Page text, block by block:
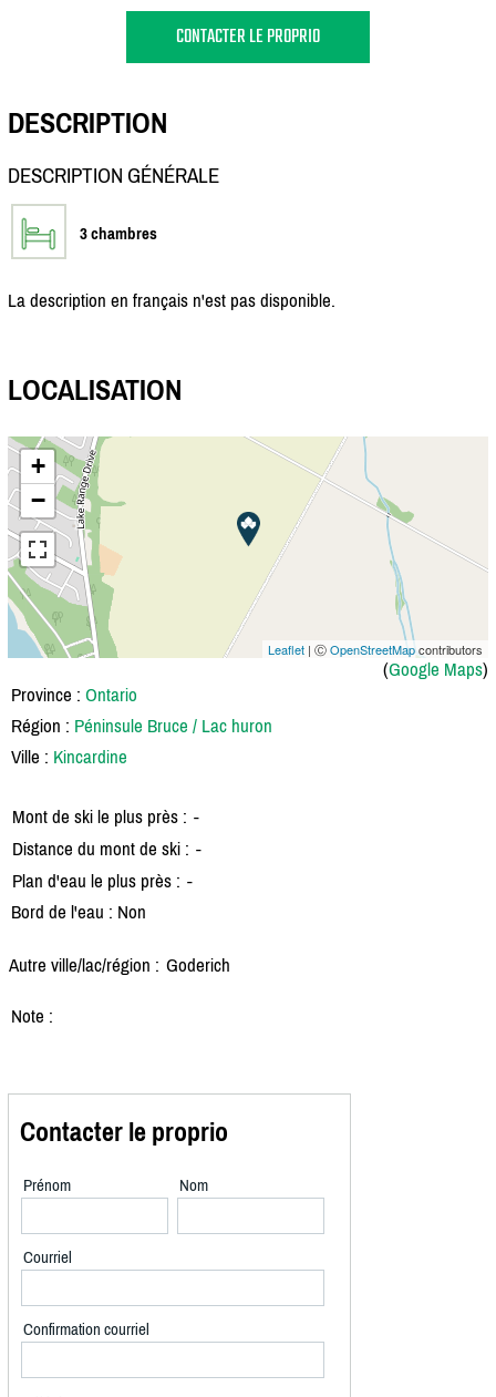
CONTACTER LE PROPRIO
DESCRIPTION
DESCRIPTION GÉNÉRALE
3 chambres
La description en français n'est pas disponible.
LOCALISATION
+
−
Leaflet | ⒸOpenStreetMapcontributors
(Google Maps)
Province : Ontario
Région : Péninsule Bruce / Lac huron
Ville : Kincardine
Mont de ski le plus près : -
Distance du mont de ski : -
Plan d'eau le plus près : -
Bord de l'eau : Non
Autre ville/lac/région : Goderich
Note :
Contacter le proprio
Prénom Nom
Courriel
Confirmation courriel